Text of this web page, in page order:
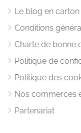
Le blog en carton
Conditions
Charte de bonne
Politique de
Politique des
Nos commerces
Partenariat